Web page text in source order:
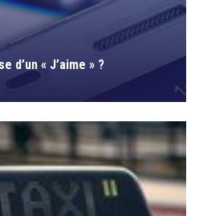
d’un « J’aime » ?